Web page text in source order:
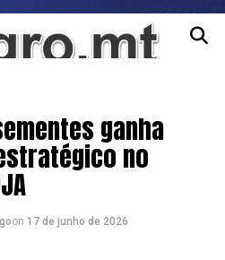
ganha
no
on 17 de junho de 2026